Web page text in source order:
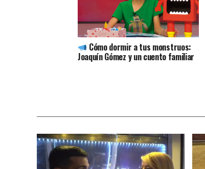
Cómo dormir a tus monstruos:
Joaquín Gómez y un cuento familiar